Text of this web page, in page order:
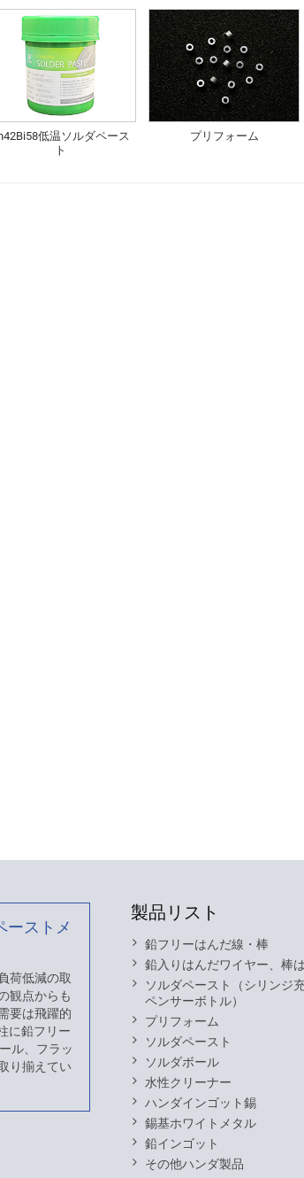
低温ソルダペース
ト
プリフォーム
ーストメ
荷低減の取
観点からも
要は飛躍的
に鉛フリー
ル、フラッ
り揃えてい
製品リスト
鉛フリーはんだ線・棒
鉛入りはんだワイヤー、棒
ソルダペースト（シリンジ
ペンサーボトル）
プリフォーム
ソルダペースト
ソルダボール
水性クリーナー
ハンダインゴット錫
錫基ホワイトメタル
鉛インゴット
その他ハンダ製品